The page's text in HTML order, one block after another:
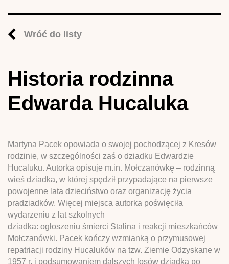
Wróć do listy
Historia rodzinna
Edwarda Hucaluka
Martyna Pacek opowiada o swojej pochodzącej z Kresów
rodzinie, w szczególności zaś o dziadku Edwardzie
Hucaluku. Autorka opisuje m.in. Mołczanówkę – rodzinną
wieś dziadka, w której spędził przypadające na pierwsze
powojenne lata dzieciństwo oraz organizację życia
pradziadków. Więcej miejsca autorka poświęciła
wydarzeniu z lat szkolnych
dziadka: ogłoszeniu śmierci Stalina i reakcji mieszkańców
Mołczanówki. Pacek kończy wzmianką o przymusowej
repatriacji rodziny Hucaluków na tzw. Ziemie Odzyskane w
1957 r. i podsumowaniem dalszych losów dziadka po